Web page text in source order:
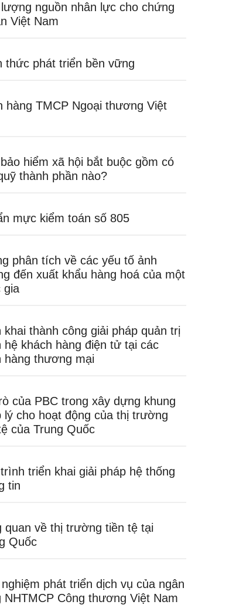
nguồn nhân lực cho chứng
Việt Nam
thức phát triển bền vững
hàng TMCP Ngoại thương Việt
hiểm xã hội bắt buộc gồm có
thành phần nào?
mực kiểm toán số 805
phân tích về các yếu tố ảnh
đến xuất khẩu hàng hoá của một
gia
khai thành công giải pháp quản trị
hệ khách hàng điện tử tại các
hàng thương mại
của PBC trong xây dựng khung
lý cho hoạt động của thị trường
của Trung Quốc
triển khai giải pháp hệ thống
tin
quan về thị trường tiền tệ tại
Quốc
phát triển dịch vụ của ngân
NHTMCP Công thương Việt Nam